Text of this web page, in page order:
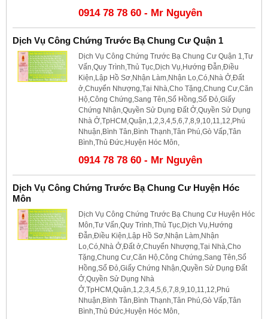
0914 78 78 60 - Mr Nguyên
Dịch Vụ Công Chứng Trước Bạ Chung Cư Quận 1
Dịch Vụ Công Chứng Trước Bạ Chung Cư Quận 1,Tư
Vấn,Quy Trình,Thủ Tục,Dịch Vụ,Hướng Đẫn,Điều
Kiện,Lập Hồ Sơ,Nhận Làm,Nhận Lo,Có,Nhà Ở,Đất
ở,Chuyển Nhượng,Tại Nhà,Cho Tặng,Chung Cư,Căn
Hộ,Công Chứng,Sang Tên,Sổ Hồng,Sổ Đỏ,Giấy
Chứng Nhận,Quyền Sử Dụng Đất Ở,Quyền Sử Dụng
Nhà Ở,TpHCM,Quận,1,2,3,4,5,6,7,8,9,10,11,12,Phú
Nhuận,Bình Tân,Bình Thạnh,Tân Phú,Gò Vấp,Tân
Bình,Thủ Đức,Huyện Hóc Môn,
0914 78 78 60 - Mr Nguyên
Dịch Vụ Công Chứng Trước Bạ Chung Cư Huyện Hóc
Môn
Dịch Vụ Công Chứng Trước Bạ Chung Cư Huyện Hóc
Môn,Tư Vấn,Quy Trình,Thủ Tục,Dịch Vụ,Hướng
Đẫn,Điều Kiện,Lập Hồ Sơ,Nhận Làm,Nhận
Lo,Có,Nhà Ở,Đất ở,Chuyển Nhượng,Tại Nhà,Cho
Tặng,Chung Cư,Căn Hộ,Công Chứng,Sang Tên,Sổ
Hồng,Sổ Đỏ,Giấy Chứng Nhận,Quyền Sử Dụng Đất
Ở,Quyền Sử Dụng Nhà
Ở,TpHCM,Quận,1,2,3,4,5,6,7,8,9,10,11,12,Phú
Nhuận,Bình Tân,Bình Thạnh,Tân Phú,Gò Vấp,Tân
Bình,Thủ Đức,Huyện Hóc Môn,